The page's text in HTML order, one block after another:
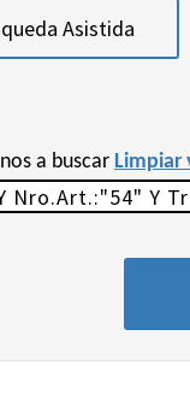
Asistida
a buscar Limpiar